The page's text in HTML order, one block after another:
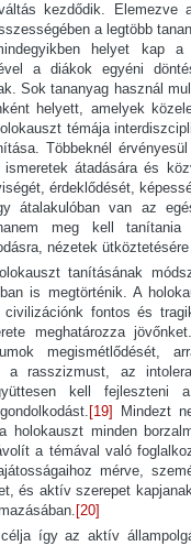
kezdődik. Elemezve
a legtöbb
helyet kap
a diákok egyéni
Sok tananyag használ
helyett, amelyek
témája
Többeknél
átadására és
érdeklődését,
átalakulóban van az
meg kell tanítania
nézetek
tanításának
is megtörténik. A
fontos és
meghatározza
megismétlődését,
a rasszizmust, az
kell
[19]
Mindezt
minden
a témával való
mérve,
és aktív szerepet
[20]
így az aktív